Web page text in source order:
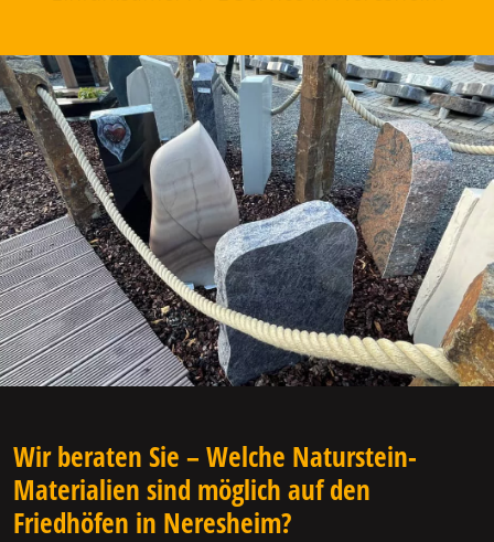
Wir beraten Sie – Welche Naturstein-
Materialien sind möglich auf den
Friedhöfen in Neresheim?